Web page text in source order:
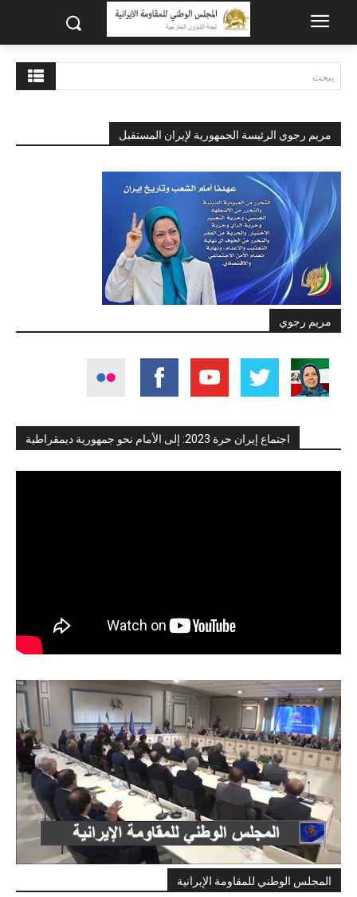
يبحث
مريم رجوي الرئيسة الجمهورية لإيران المستقبل
مريم رجوي
اجتماع إيران حرة 2023: إلى الأمام نحو جمهورية ديمقراطية
المجلس الوطني للمقاومة الإيرانية